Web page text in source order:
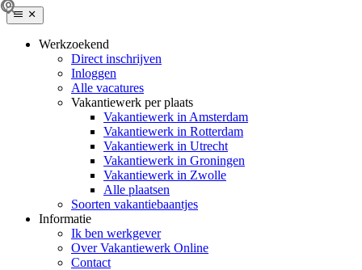
Werkzoekend
Direct inschrijven
Inloggen
Alle vacatures
Vakantiewerk per plaats
Vakantiewerk in Amsterdam
Vakantiewerk in Rotterdam
Vakantiewerk in Utrecht
Vakantiewerk in Groningen
Vakantiewerk in Zwolle
Alle plaatsen
Soorten vakantiebaantjes
Informatie
Ik ben werkgever
Over Vakantiewerk Online
Contact